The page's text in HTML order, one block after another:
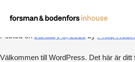
Hej världen!
Posted on January 8, 2018 by Philip
Välkommen till WordPress. Det här är ditt